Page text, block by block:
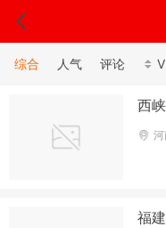
综合 人气 评论
西
河
福